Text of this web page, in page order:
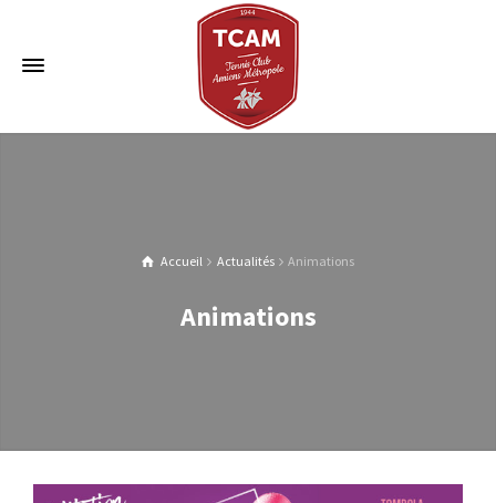
Accueil Actualités Animations
Animations